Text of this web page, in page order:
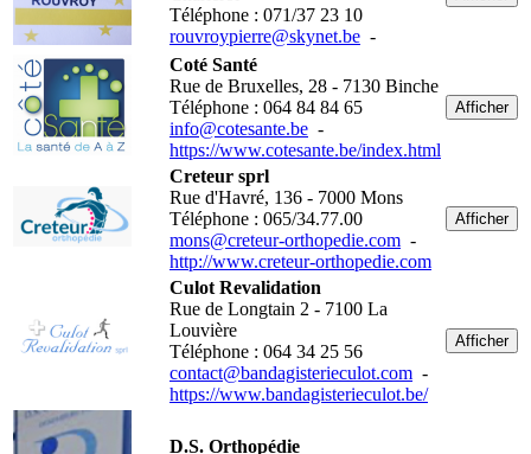
Téléphone : 071/37 23 10
rouvroypierre@skynet.be -
Coté Santé
Rue de Bruxelles, 28 - 7130 Binche
Téléphone : 064 84 84 65
info@cotesante.be -
https://www.cotesante.be/index.html
Afficher
Creteur sprl
Rue d'Havré, 136 - 7000 Mons
Téléphone : 065/34.77.00
mons@creteur-orthopedie.com -
http://www.creteur-orthopedie.com
Afficher
Culot Revalidation
Rue de Longtain 2 - 7100 La
Louvière
Téléphone : 064 34 25 56
contact@bandagisterieculot.com -
https://www.bandagisterieculot.be/
Afficher
D.S. Orthopédie